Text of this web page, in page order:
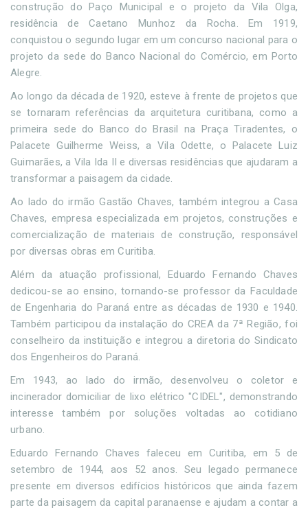
construção do Paço Municipal e o projeto da Vila Olga,
residência de Caetano Munhoz da Rocha. Em 1919,
conquistou o segundo lugar em um concurso nacional para o
projeto da sede do Banco Nacional do Comércio, em Porto
Alegre.
Ao longo da década de 1920, esteve à frente de projetos que
se tornaram referências da arquitetura curitibana, como a
primeira sede do Banco do Brasil na Praça Tiradentes, o
Palacete Guilherme Weiss, a Vila Odette, o Palacete Luiz
Guimarães, a Vila Ida II e diversas residências que ajudaram a
transformar a paisagem da cidade.
Ao lado do irmão Gastão Chaves, também integrou a Casa
Chaves, empresa especializada em projetos, construções e
comercialização de materiais de construção, responsável
por diversas obras em Curitiba.
Além da atuação profissional, Eduardo Fernando Chaves
dedicou-se ao ensino, tornando-se professor da Faculdade
de Engenharia do Paraná entre as décadas de 1930 e 1940.
Também participou da instalação do CREA da 7ª Região, foi
conselheiro da instituição e integrou a diretoria do Sindicato
dos Engenheiros do Paraná.
Em 1943, ao lado do irmão, desenvolveu o coletor e
incinerador domiciliar de lixo elétrico "CIDEL", demonstrando
interesse também por soluções voltadas ao cotidiano
urbano.
Eduardo Fernando Chaves faleceu em Curitiba, em 5 de
setembro de 1944, aos 52 anos. Seu legado permanece
presente em diversos edifícios históricos que ainda fazem
parte da paisagem da capital paranaense e ajudam a contar a